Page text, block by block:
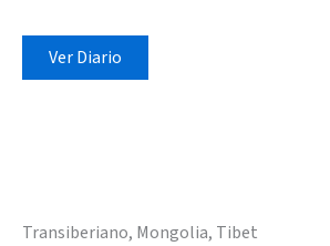
Ver Diario
Transiberiano, Mongolia, Tibet